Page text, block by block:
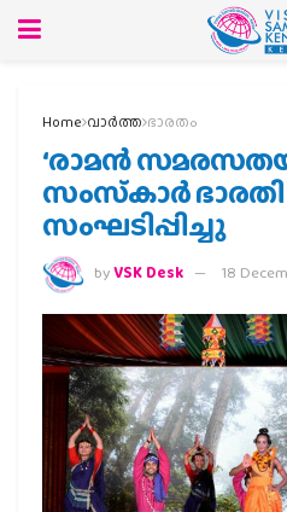
Home വാര്‍ത്ത ഭാരതം
‘രാമന്‍
സംസ്‌കാര്‍
സംഘടിപ്പിച്ചു
byVSK Desk 18